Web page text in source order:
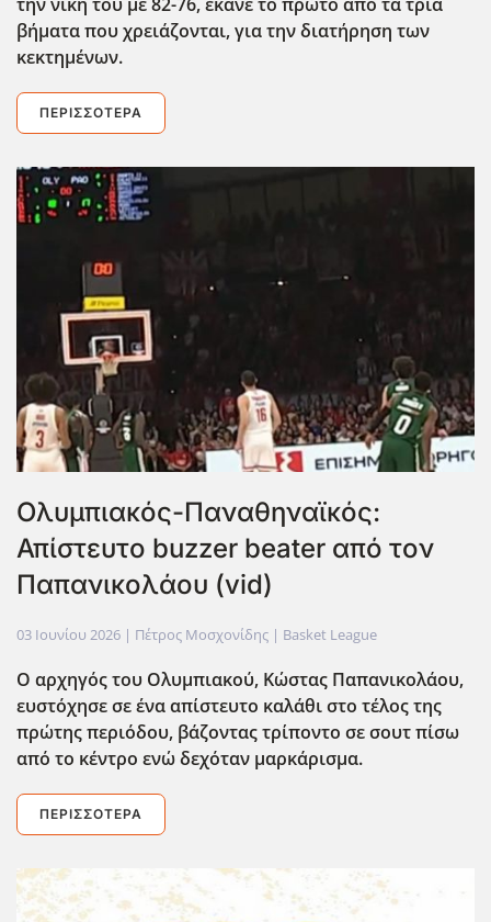
βήματα που χρειάζονται, για την διατήρηση των
κεκτημένων.
ΠΕΡΙΣΣΌΤΕΡΑ
Ολυμπιακός-Παναθηναϊκός:
Απίστευτο buzzer beater από τον
Παπανικολάου (vid)
03 Ιουνίου 2026 | Πέτρος Μοσχονίδης | Basket League
Ο αρχηγός του Ολυμπιακού, Κώστας Παπανικολάου,
ευστόχησε σε ένα απίστευτο καλάθι στο τέλος της
πρώτης περιόδου, βάζοντας τρίποντο σε σουτ πίσω
από το κέντρο ενώ δεχόταν μαρκάρισμα.
ΠΕΡΙΣΣΌΤΕΡΑ